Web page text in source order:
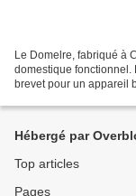
Le Domelre, fabriqué à
domestique fonctionnel.
brevet pour un appareil
Hébergé par
Top articles
Pages